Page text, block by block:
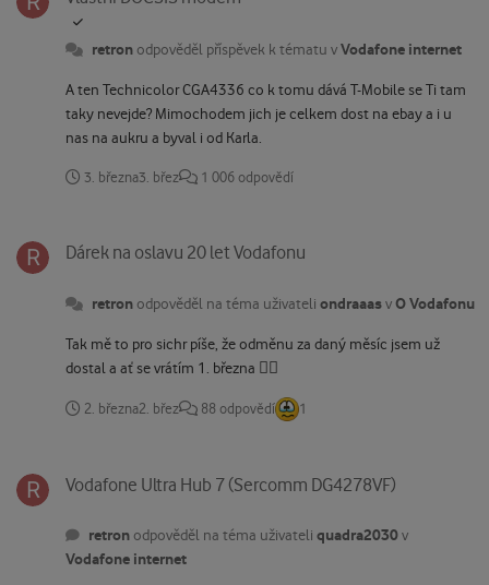
retron odpověděl příspěvek k tématu vVodafone internet
A ten Technicolor CGA4336 co k tomu dává T-Mobile se Ti tam
taky nevejde? Mimochodem jich je celkem dost na ebay a i u
nas na aukru a byval i od Karla.
3. března3. břez 1 006 odpovědí
Dárek na oslavu 20 let Vodafonu
retron odpověděl na téma uživateliondraaasvO Vodafonu
Tak mě to pro sichr píše, že odměnu za daný měsíc jsem už
dostal a ať se vrátím 1. března 🤦‍♂️
2. března2. břez 88 odpovědí 1
Vodafone Ultra Hub 7 (Sercomm DG4278VF)
retron odpověděl na téma uživateliquadra2030v
Vodafone internet